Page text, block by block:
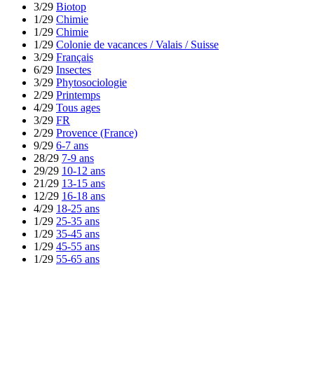
3/29 Biotop
1/29 Chimie
1/29 Chimie
1/29 Colonie de vacances / Valais / Suisse
3/29 Français
6/29 Insectes
3/29 Phytosociologie
2/29 Printemps
4/29 Tous ages
3/29 FR
2/29 Provence (France)
9/29 6-7 ans
28/29 7-9 ans
29/29 10-12 ans
21/29 13-15 ans
12/29 16-18 ans
4/29 18-25 ans
1/29 25-35 ans
1/29 35-45 ans
1/29 45-55 ans
1/29 55-65 ans